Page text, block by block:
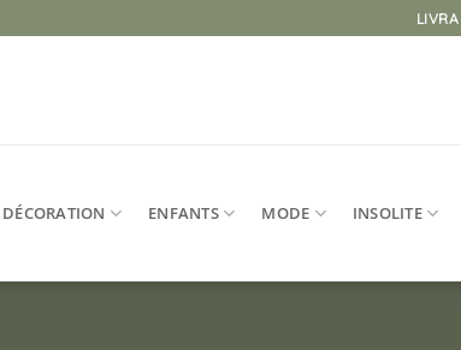
DÉCORATION ENFANTS MODE INSOLITE